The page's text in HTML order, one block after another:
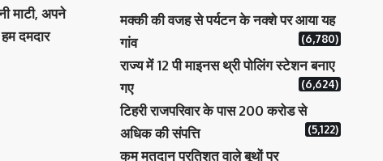
माटी, अपने
दमदार
मक्‍की की वजह से पर्यटन के नक्‍शे पर आया यह
गांव
(6,780)
राज्य में 12 पी माइनस थ्री पोलिंग स्टेशन बनाए
गए
(6,624)
टिहरी राजपरिवार के पास 200 करोड से
अधिक की संपत्ति
(5,122)
कम मतदान प्रतिशत वाले बूथों पर